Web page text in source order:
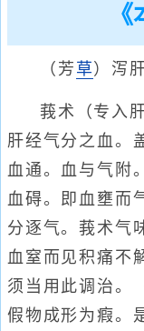
（芳 草 ）泻
莪术（专入
肝经气分之血。
血通。血与气附
血碍。即血壅而
分逐气。莪术气
血窒而见积痛不
须当用此调治。
假物成形为瘕。